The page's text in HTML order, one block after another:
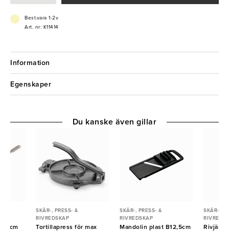
Best.vara 1-2v
Art. nr: K11414
Information
Egenskaper
SKÄR-, PRESS- &
RIVREDSKAP
Tortillapress för max
SKÄR-, PRESS- &
RIVREDSKAP
Mandolin plast B12,5cm
SKÄR-,
Rivjärn
Du kanske även gillar